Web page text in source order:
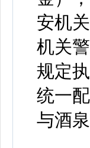
安机
机关
规定
统一
与酒